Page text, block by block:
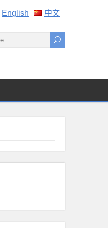
English 中文